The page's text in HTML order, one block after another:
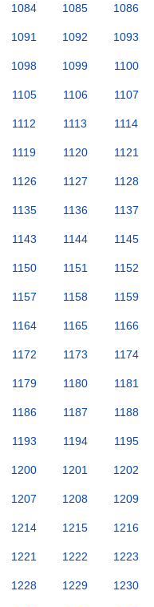
1084 1085 1086
1091 1092 1093
1098 1099 1100
1105 1106 1107
1112 1113 1114
1119 1120 1121
1126 1127 1128
1135 1136 1137
1143 1144 1145
1150 1151 1152
1157 1158 1159
1164 1165 1166
1172 1173 1174
1179 1180 1181
1186 1187 1188
1193 1194 1195
1200 1201 1202
1207 1208 1209
1214 1215 1216
1221 1222 1223
1228 1229 1230